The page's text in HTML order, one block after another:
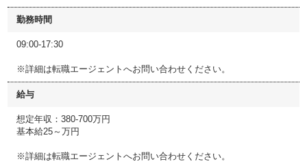
勤務時間
09:00-17:30
※詳細は転職エージェントへお問い合わせください。
給与
想定年収：380-700万円
基本給25～万円
※詳細は転職エージェントへお問い合わせください。